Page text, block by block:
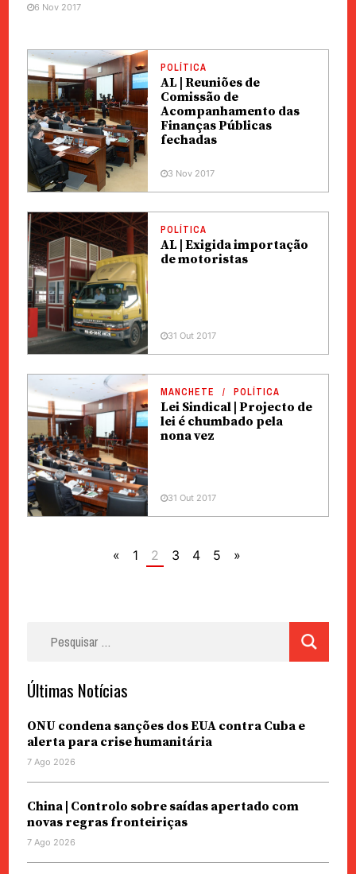
6 Nov 2017
POLÍTICA
AL | Reuniões de
Comissão de
Acompanhamento das
Finanças Públicas
fechadas
3 Nov 2017
POLÍTICA
AL | Exigida importação
de motoristas
31 Out 2017
MANCHETE POLÍTICA
Lei Sindical | Projecto de
lei é chumbado pela
nona vez
31 Out 2017
« 1 2 3 4 5 »
Últimas Notícias
ONU condena sanções dos EUA contra Cuba e
alerta para crise humanitária
7 Ago 2026
China | Controlo sobre saídas apertado com
novas regras fronteiriças
7 Ago 2026